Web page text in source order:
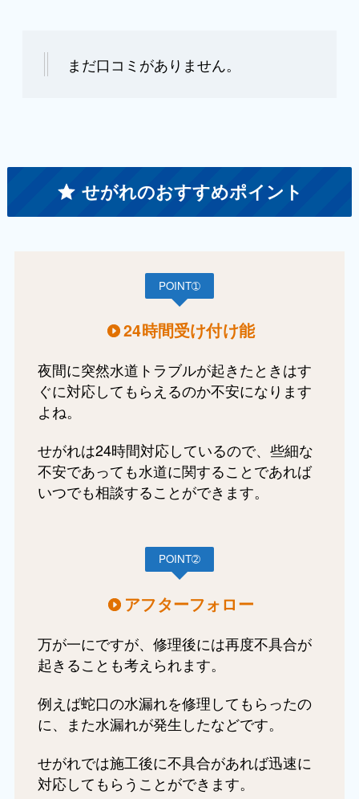
まだ口コミがありません。
せがれのおすすめポイント
POINT➀
24時間受け付け能
夜間に突然水道トラブルが起きたときはす
ぐに対応してもらえるのか不安になります
よね。
せがれは24時間対応しているので、些細な
不安であっても水道に関することであれば
いつでも相談することができます。
POINT➁
アフターフォロー
万が一にですが、修理後には再度不具合が
起きることも考えられます。
例えば蛇口の水漏れを修理してもらったの
に、また水漏れが発生したなどです。
せがれでは施工後に不具合があれば迅速に
対応してもらうことができます。